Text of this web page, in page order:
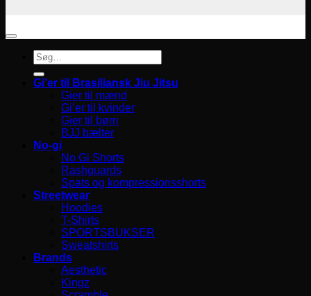
Søg
efter:
Gi’er til Brasiliansk Jiu Jitsu
Gier til mænd
Gi’er til kvinder
Gier til børn
BJJ bælter
No-gi
No Gi Shorts
Rashguards
Spats og kompressionsshorts
Streetwear
Hoodies
T-Shirts
SPORTSBUKSER
Sweatshirts
Brands
Aesthetic
Kingz